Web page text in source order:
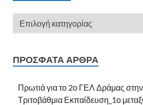
ΠΡΌΣΦΑΤΑ ΆΡΘΡΑ
Πρωτιά για το 2ο ΓΕΛ Δράμας
Τριτοβάθμια Εκπαίδευση_1ο